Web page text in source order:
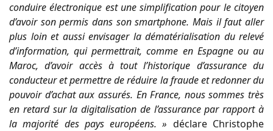
conduire électronique est une simplification pour le citoyen
d’avoir son permis dans son smartphone. Mais il faut aller
plus loin et aussi envisager la dématérialisation du relevé
d’information, qui permettrait, comme en Espagne ou au
Maroc, d’avoir accès à tout l’historique d’assurance du
conducteur et permettre de réduire la fraude et redonner du
pouvoir d’achat aux assurés. En France, nous sommes très
en retard sur la digitalisation de l’assurance par rapport à
la majorité des pays européens. » déclare Christophe